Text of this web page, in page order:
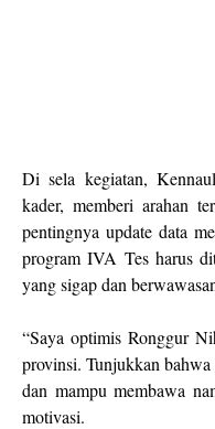
Di sela kegiatan,
kader, memberi arahan
pentingnya update data
program IVA Tes harus
yang sigap dan
“Saya optimis Ronggur
provinsi. Tunjukkan
dan mampu membawa
motivasi.